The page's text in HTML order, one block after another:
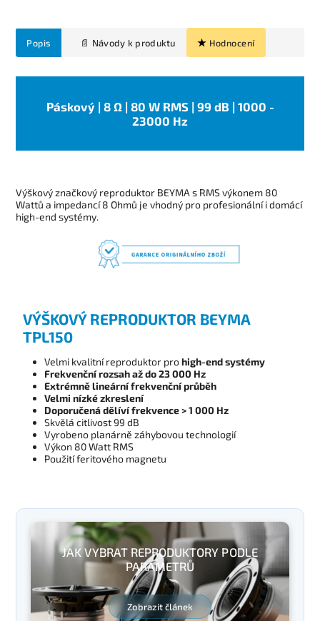
Popis Hodnocení
Páskový | 8 Ω | 80 W RMS | 99 dB | 1000 -
23000 Hz
Výškový značkový reproduktor BEYMA s RMS výkonem 80
Wattů a impedancí 8 Ohmů je vhodný pro profesionální i domácí
high-end systémy.
VÝŠKOVÝ REPRODUKTOR BEYMA
TPL150
Velmi kvalitní reproduktor prohigh-end systémy
Frekvenční rozsah až do 23 000 Hz
Extrémně lineární frekvenční průběh
Velmi nízké zkreslení
Doporučená dělíví frekvence > 1 000 Hz
Skvělá citlivost 99 dB
Vyrobeno planárně záhybovou technologií
Výkon 80 Watt RMS
Použití feritového magnetu
JAK VYBRAT REPRODUKTORY PODLE
PARAMETRŮ
Zobrazit článek